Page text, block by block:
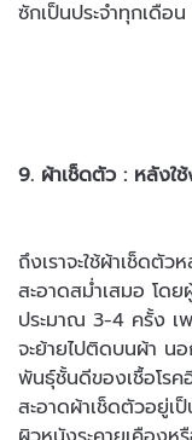
ซักเป็นประจำทุกเดือ
9. ผ้าเช็ดตัว : หลังใ
ถึงเราจะใช้ผ้าเช็ดตั
สะอาดสม่ำเสมอ โด
ประมาณ 3-4 ครั้ง เ
จะย้ายไปติดบนผ้า น
พันธุ์ชั้นดีของเชื้อโรค
สะอาดผ้าเช็ดตัวอยู่เ